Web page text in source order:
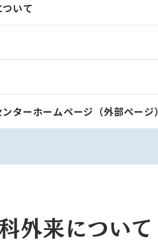
いて
ターホームページ（外部ページ）
外来について